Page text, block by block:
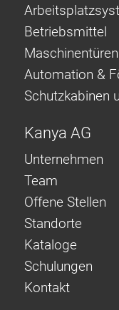
Betriebsmittel
Maschinentüren
Automation &
Schutzkabinen
Kanya AG
Unternehmen
Team
Offene Stellen
Standorte
Kataloge
Schulungen
Kontakt